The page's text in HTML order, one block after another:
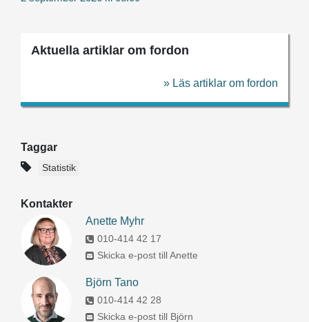
Aktuella artiklar om fordon
» Läs artiklar om fordon
Taggar
Statistik
Kontakter
Anette Myhr
010-414 42 17
Skicka e-post till Anette
Björn Tano
010-414 42 28
Skicka e-post till Björn